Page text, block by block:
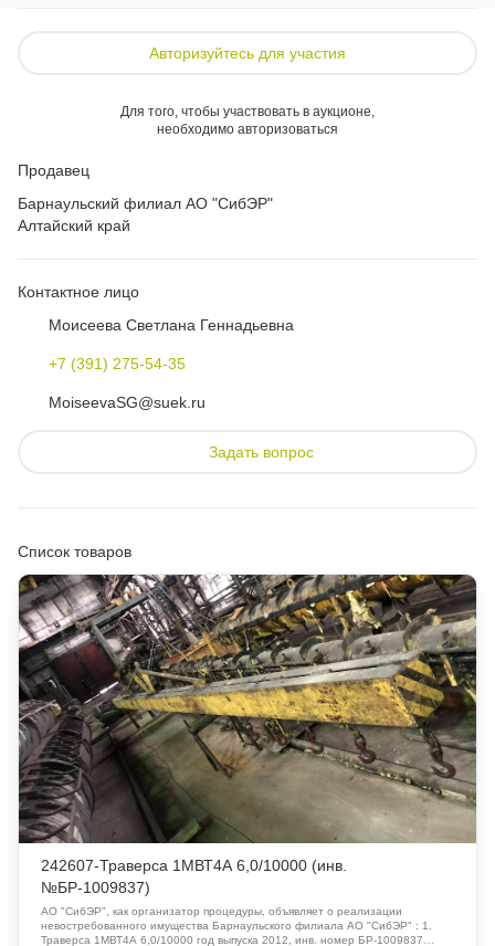
Авторизуйтесь для участия
Для того, чтобы участвовать в аукционе,
необходимо авторизоваться
Продавец
Барнаульский филиал АО "СибЭР"
Алтайский край
Контактное лицо
Моисеева Светлана Геннадьевна
+7 (391) 275-54-35
MoiseevaSG@suek.ru
Задать вопрос
Список товаров
242607-Траверса 1МВТ4А 6,0/10000 (инв.
№БР-1009837)
АО "СибЭР", как организатор процедуры, объявляет о реализации
невостребованного имущества Барнаульского филиала АО "СибЭР" : 1.
Траверса 1МВТ4А 6,0/10000 год выпуска 2012, инв. номер БР-1009837